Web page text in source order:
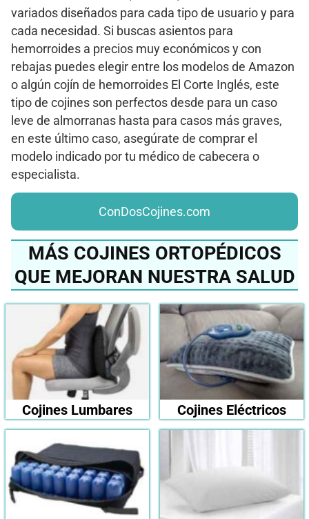
variados diseñados para cada tipo de usuario y para
cada necesidad. Si buscas asientos para
hemorroides a precios muy económicos y con
rebajas puedes elegir entre los modelos de Amazon
o algún cojín de hemorroides El Corte Inglés, este
tipo de cojines son perfectos desde para un caso
leve de almorranas hasta para casos más graves,
en este último caso, asegúrate de comprar el
modelo indicado por tu médico de cabecera o
especialista.
ConDosCojines.com
MÁS COJINES ORTOPÉDICOS
QUE MEJORAN NUESTRA SALUD
Cojines Lumbares Cojines Eléctricos